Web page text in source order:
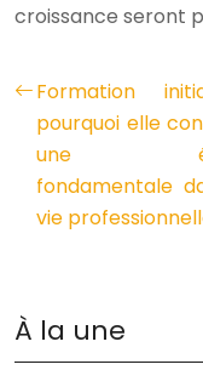
croissance seront
Formation
pourquoi elle
une
fondamentale
vie
À la une